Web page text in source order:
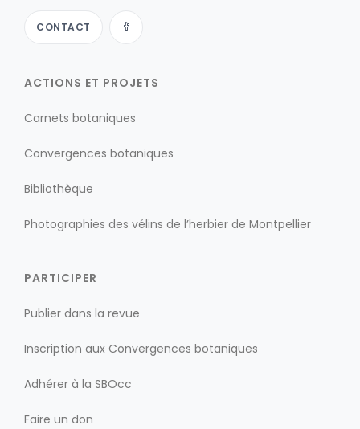
CONTACT
ACTIONS ET PROJETS
Carnets botaniques
Convergences botaniques
Bibliothèque
Photographies des vélins de l’herbier de Montpellier
PARTICIPER
Publier dans la revue
Inscription aux Convergences botaniques
Adhérer à la SBOcc
Faire un don